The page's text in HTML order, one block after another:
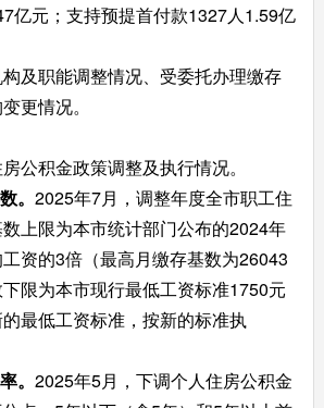
亿元；支持预提首付款1327人1.59亿
职能调整情况、受委托办理缴存
更情况。
积金政策调整及执行情况。
。 2025年7月，调整年度全市职工住
上限为本市统计部门公布的2024年
资的3倍（最高月缴存基数为26043
限为本市现行最低工资标准1750元
的最低工资标准，按新的标准执
。 2025年5月，下调个人住房公积金